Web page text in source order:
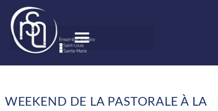
WEEKEND DE LA PASTORALE À LA